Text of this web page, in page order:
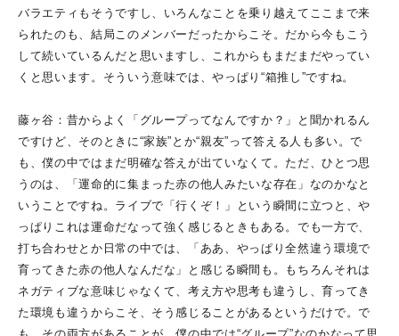
バラエティもそうですし、いろんなことを乗り越えてここまで来
られたのも、結局このメンバーだったからこそ。だから今もこう
して続いているんだと思いますし、これからもまだまだやってい
くと思います。そういう意味では、やっぱり“箱推し”ですね。
藤ヶ谷：昔からよく「グループってなんですか？」と聞かれるん
ですけど、そのときに“家族”とか“親友”って答える人も多い。で
も、僕の中ではまだ明確な答えが出ていなくて。ただ、ひとつ思
うのは、「運命的に集まった赤の他人みたいな存在」なのかなと
いうことですね。ライブで「行くぞ！」という瞬間に立つと、や
っぱりこれは運命だなって強く感じるときもある。でも一方で、
打ち合わせとか日常の中では、「ああ、やっぱり全然違う環境で
育ってきた赤の他人なんだな」と感じる瞬間も。もちろんそれは
ネガティブな意味じゃなくて、考え方や思考も違うし、育ってき
た環境も違うからこそ、そう感じることがあるというだけで。で